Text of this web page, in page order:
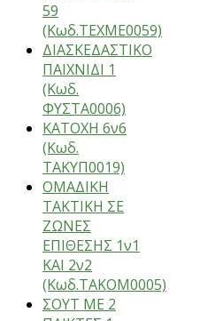
59
(Κωδ.ΤΕΧΜΕ0059)
ΔΙΑΣΚΕΔΑΣΤΙΚΟ
ΠΑΙΧΝΙΔΙ 1
(Κωδ.
ΦΥΣΤΑ0006)
ΚΑΤΟΧΗ 6ν6
(Κωδ.
ΤΑΚΥΠ0019)
ΟΜΑΔΙΚΗ
ΤΑΚΤΙΚΗ ΣΕ
ΖΩΝΕΣ
ΕΠΙΘΕΣΗΣ 1ν1
ΚΑΙ 2ν2
(Κωδ.ΤΑΚΟΜ0005)
ΣΟΥΤ ΜΕ 2